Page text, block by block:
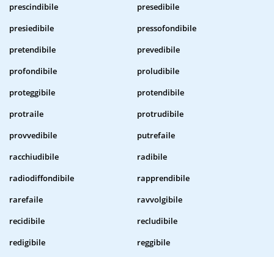
prescindibile
presedibile
presiedibile
pressofondibile
pretendibile
prevedibile
profondibile
proludibile
proteggibile
protendibile
protraile
protrudibile
provvedibile
putrefaile
racchiudibile
radibile
radiodiffondibile
rapprendibile
rarefaile
ravvolgibile
recidibile
recludibile
redigibile
reggibile